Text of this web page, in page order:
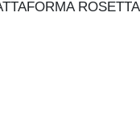
ROSETTA